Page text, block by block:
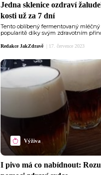
Jedna sklenice ozdraví
kosti už za 7 dní
Tento oblíbený fermentovaný mléčný
popularitě díky svým zdravotním
Redakce JakZdravě 17. července 2023
Výživa
I pivo má co nabídnout: